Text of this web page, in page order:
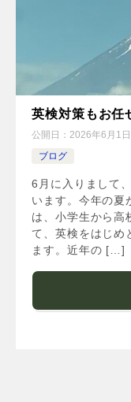
英検対策もお任
公開日： 2026年6月1日
ブログ
6月に入りまして
います。今年の
は、小学生から高
て、英検をはじめ
ます。近年の […]